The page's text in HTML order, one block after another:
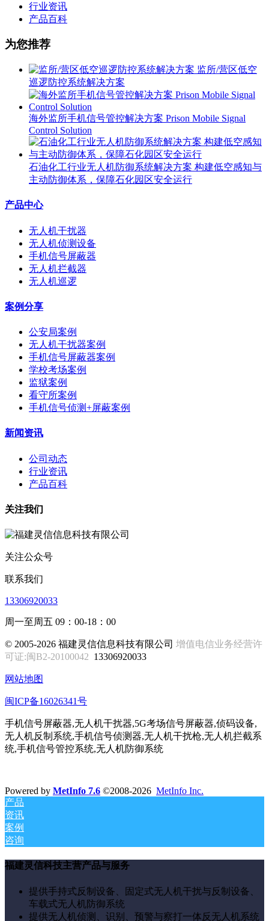
行业资讯
产品百科
为您推荐
监所/营区低空
巡逻防控系统解决方案
海外监所手机信号管控解决方案 Prison Mobile Signal
Control Solution
石油化工行业无人机防御系统解决方案 构建低空感知与
主动防御体系，保障石化园区安全运行
产品中心
无人机干扰器
无人机侦测设备
手机信号屏蔽器
无人机拦截器
无人机巡逻
案例分享
公安局案例
无人机干扰器案例
手机信号屏蔽器案例
学校考场案例
监狱案例
看守所案例
手机信号侦测+屏蔽案例
新闻资讯
公司动态
行业资讯
产品百科
关注我们
关注公众号
联系我们
13306920033
周一至周五 09：00-18：00
© 2005-2026 福建灵信信息科技有限公司 增值电信业务经营许
可证:闽B2-20100042 13306920033
网站地图
闽ICP备16026341号
手机信号屏蔽器,无人机干扰器,5G考场信号屏蔽器,侦码设备,
无人机反制系统,手机信号侦测器,无人机干扰枪,无人机拦截系
统,手机信号管控系统,无人机防御系统
Powered by MetInfo 7.6 ©2008-2026 MetInfo Inc.
产品
资讯
案例
咨询
福建灵信科技主营产品与服务
提供手持式反制设备、固定式无人机干扰与反制设备、
车载式无人机防御系统
提供无人机侦测、识别、预警与察打一体反无人机系统